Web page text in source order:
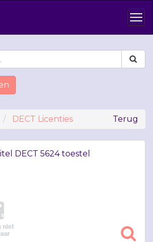
Terug
DECT Licenties
DECT 5624 toestel